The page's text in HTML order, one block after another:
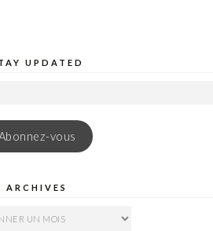
UPDATED
vous
ARCHIVES